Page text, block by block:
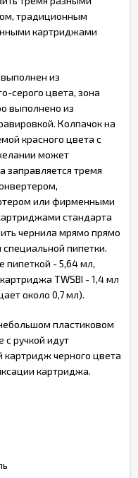
традиционным
картриджами
из
серого цвета, зона
выполнено из
Колпачок на
красного цвета с
может
заправляется тремя
или фирменными
стандарта
чернила мрямо прямо
пипетки.
пипеткой - 5,64 мл,
TWSBI - 1,4 мл
около 0,7 мл).
пластиковом
с ручкой идут
черного цвета
картриджа.